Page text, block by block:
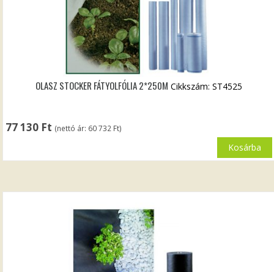
OLASZ STOCKER FÁTYOLFÓLIA 2*250M
77 130 Ft (nettó ár: 60 732 Ft)
Cikkszám: ST4525
Kosárba